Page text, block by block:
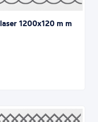
1200x120 m m